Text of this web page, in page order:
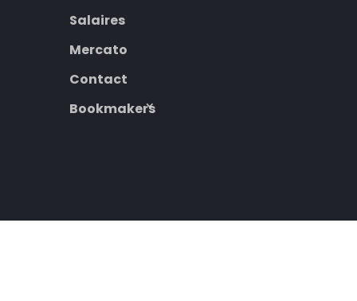
Salaires
Mercato
Contact
Bookmakers